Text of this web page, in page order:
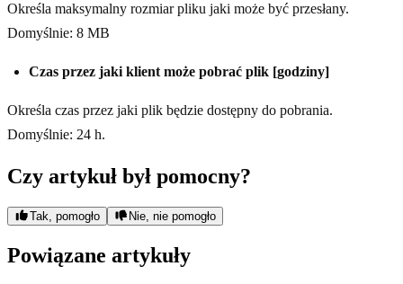
Określa maksymalny rozmiar pliku jaki może być przesłany.
Domyślnie: 8 MB
Czas przez jaki klient może pobrać plik [godziny]
Określa czas przez jaki plik będzie dostępny do pobrania.
Domyślnie: 24 h.
Czy artykuł był pomocny?
Tak, pomogło Nie, nie pomogło
Powiązane artykuły